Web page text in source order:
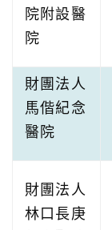
院附設醫
院
財團法人
馬偕紀念
醫院
財團法人
林口長庚